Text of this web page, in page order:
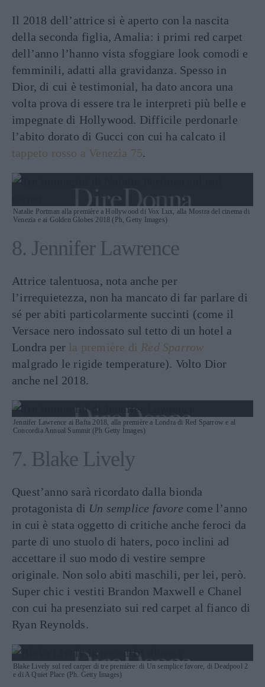
Il 2018 dell’attrice si è aperto con la nascita
della seconda figlia, Amalia: i primi red carpet
dell’anno l’hanno vista sfoggiare look comodi e
femminili, adatti alla gravidanza. Spesso in
Dior, di cui è testimonial, ha dato ancora una
volta prova di essere tra le interpreti più belle e
impegnate di Hollywood. Difficile perdonarle
l’abito dorato di Gucci con cui ha calcato il
tappeto rosso a Venezia 75.
Natalie Portman alla première a Hollywood di Vox Lux, alla Mostra del cinema di
Venezia e ai Golden Globes 2018 (Ph, Getty Images)
8. Jennifer Lawrence
Attrice talentuosa, nota anche per
l’irrequietezza, non ha mancato di far parlare di
sé per abiti particolarmente succinti (come il
Versace nero indossato sul tetto di un hotel a
Londra per la première di Red Sparrow
malgrado le rigide temperature). Volto Dior
anche nel 2018.
Jennifer Lawrence ai Bafta 2018, alla première a Londra di Red Sparrow e al
Concordia Annual Summit (Ph Getty Images)
7. Blake Lively
Quest’anno sarà ricordato dalla bionda
protagonista di Un semplice favore come l’anno
in cui è stata oggetto di critiche anche feroci da
parte di uno stuolo di haters, poco inclini ad
accettare il suo modo di vestire sempre
originale. Non solo abiti maschili, per lei, però.
Super chic i vestiti Brandon Maxwell e Chanel
con cui ha presenziato sui red carpet al fianco di
Ryan Reynolds.
Blake Lively sul red carper di tre première: di Un semplice favore, di Deadpool 2
e di A Quiet Place (Ph. Getty Images)